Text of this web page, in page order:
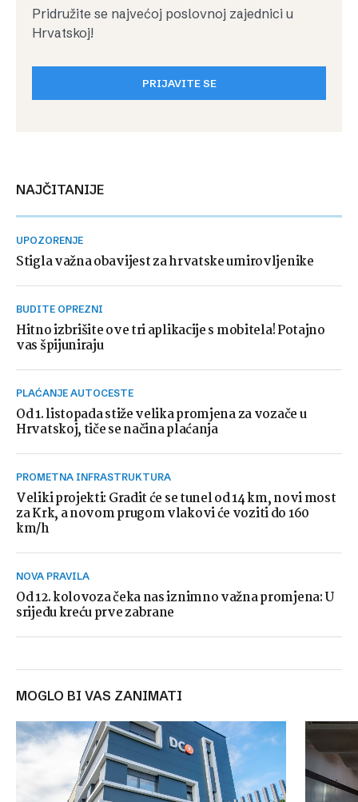
Pridružite se najvećoj poslovnoj zajednici u
Hrvatskoj!
PRIJAVITE SE
NAJČITANIJE
UPOZORENJE
Stigla važna obavijest za hrvatske umirovljenike
BUDITE OPREZNI
Hitno izbrišite ove tri aplikacije s mobitela! Potajno
vas špijuniraju
PLAĆANJE AUTOCESTE
Od 1. listopada stiže velika promjena za vozače u
Hrvatskoj, tiče se načina plaćanja
PROMETNA INFRASTRUKTURA
Veliki projekti: Gradit će se tunel od 14 km, novi most
za Krk, a novom prugom vlakovi će voziti do 160
km/h
NOVA PRAVILA
Od 12. kolovoza čeka nas iznimno važna promjena: U
srijedu kreću prve zabrane
MOGLO BI VAS ZANIMATI